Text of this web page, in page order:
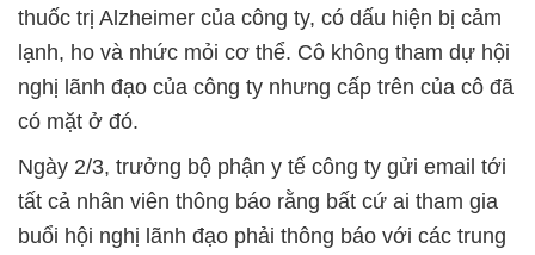
thuốc trị Alzheimer của công ty, có dấu hiện bị cảm
lạnh, ho và nhức mỏi cơ thể. Cô không tham dự hội
nghị lãnh đạo của công ty nhưng cấp trên của cô đã
có mặt ở đó.
Ngày 2/3, trưởng bộ phận y tế công ty gửi email tới
tất cả nhân viên thông báo rằng bất cứ ai tham gia
buổi hội nghị lãnh đạo phải thông báo với các trung